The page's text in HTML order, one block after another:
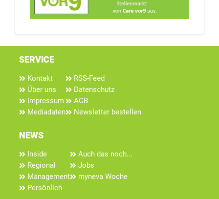
SERVICE
Kontakt
Über uns
Impressum
Mediadaten
RSS-Feed
Datenschutz
AGB
Newsletter bestellen
NEWS
Inside
Regional
Management
Persönlich
Auch das noch...
Jobs
myneva Woche